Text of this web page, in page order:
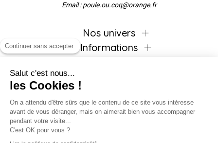
Email : poule.ou.coq@orange.fr
Nos univers
Informations
Inscrivez-vous à la newsletter !
Continuer sans accepter
Salut c'est nous...
les Cookies !
On a attendu d'être sûrs que le contenu de ce site vous intéresse
avant de vous déranger, mais on aimerait bien vous accompagner
pendant votre visite...
C'est OK pour vous ?